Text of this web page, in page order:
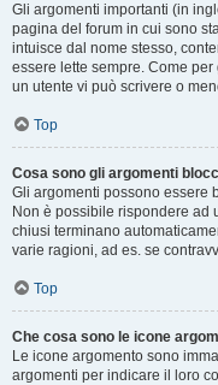
Gli argomenti importanti (in
pagina del forum in cui sono
intuisce dal nome stesso,
essere lette sempre. Come
un utente vi può scrivere o
Top
Cosa sono gli argomenti
Gli argomenti possono essere
Non è possibile rispondere ad
chiusi terminano
varie ragioni, ad es. se
Top
Che cosa sono le icone
Le icone argomento sono
argomenti per indicare il loro